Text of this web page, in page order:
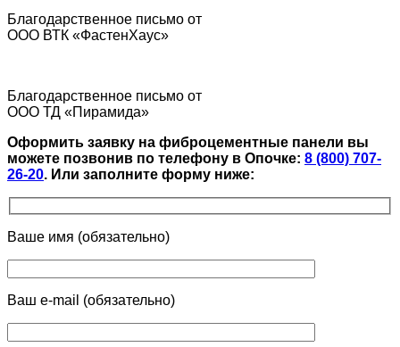
Благодарственное письмо от
ООО ВТК «ФастенХаус»
Благодарственное письмо от
ООО ТД «Пирамида»
Оформить заявку на фиброцементные панели вы
можете позвонив по телефону в Опочке: 8 (800) 707-
26-20. Или заполните форму ниже:
Ваше имя (обязательно)
Ваш e-mail (обязательно)